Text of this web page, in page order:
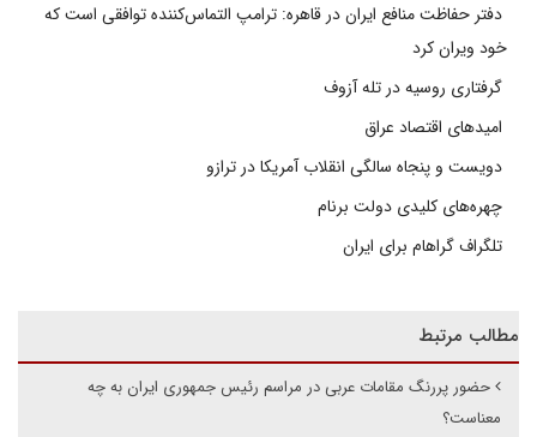
دفتر حفاظت منافع ایران در قاهره: ترامپ التماس‌کننده توافقی است که
خود ویران کرد
گرفتاری روسیه در تله آزوف
امیدهای اقتصاد عراق
دویست و پنجاه سالگی انقلاب آمریکا در ترازو
چهره‌های کلیدی دولت برنام
تلگراف گراهام برای ایران
مطالب مرتبط
حضور پررنگ مقامات عربی در مراسم رئیس جمهوری ایران به چه
معناست؟